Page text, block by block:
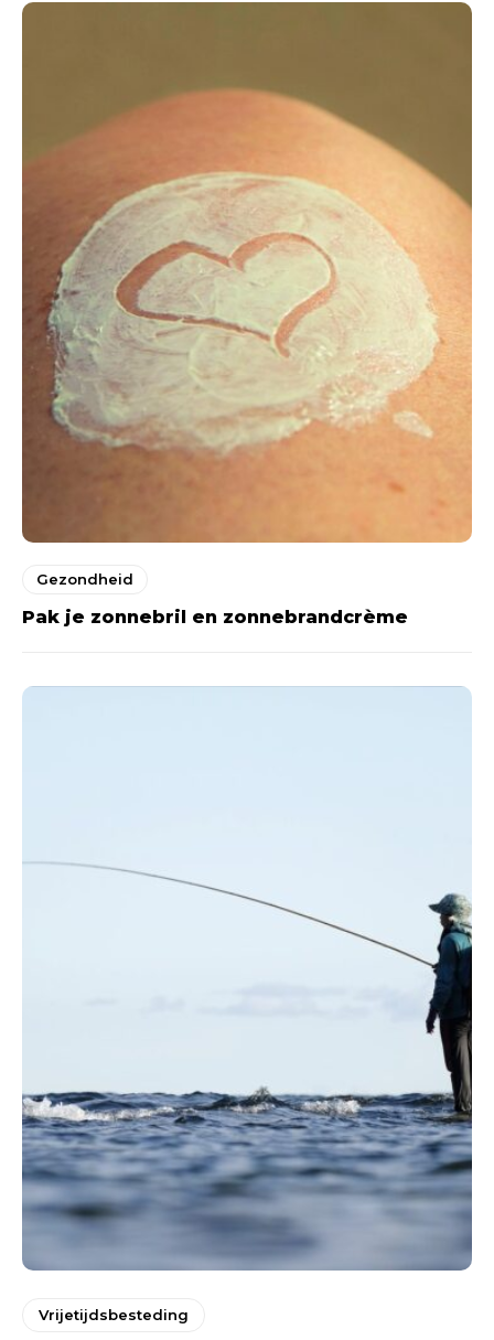
Gezondheid
Pak je zonnebril en zonnebrandcrème
Vrijetijdsbesteding